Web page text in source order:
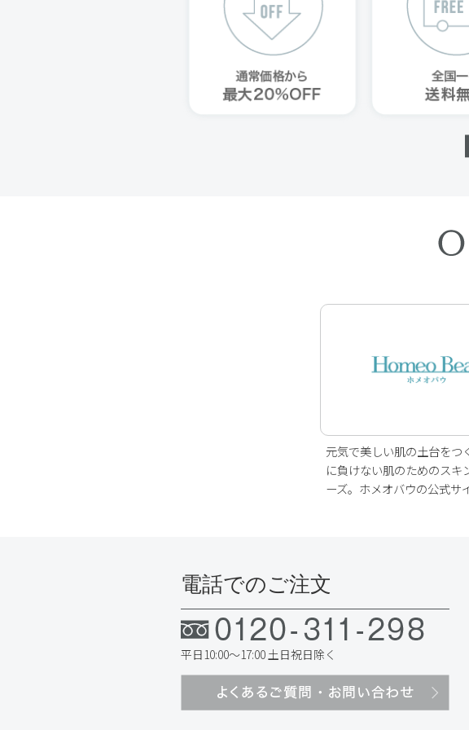
元気で美しい肌の土台をつ
に負けない肌のためのスキ
ーズ。ホメオバウの公式サ
電話でのご注文
平日10:00～17:00 土日祝日除く